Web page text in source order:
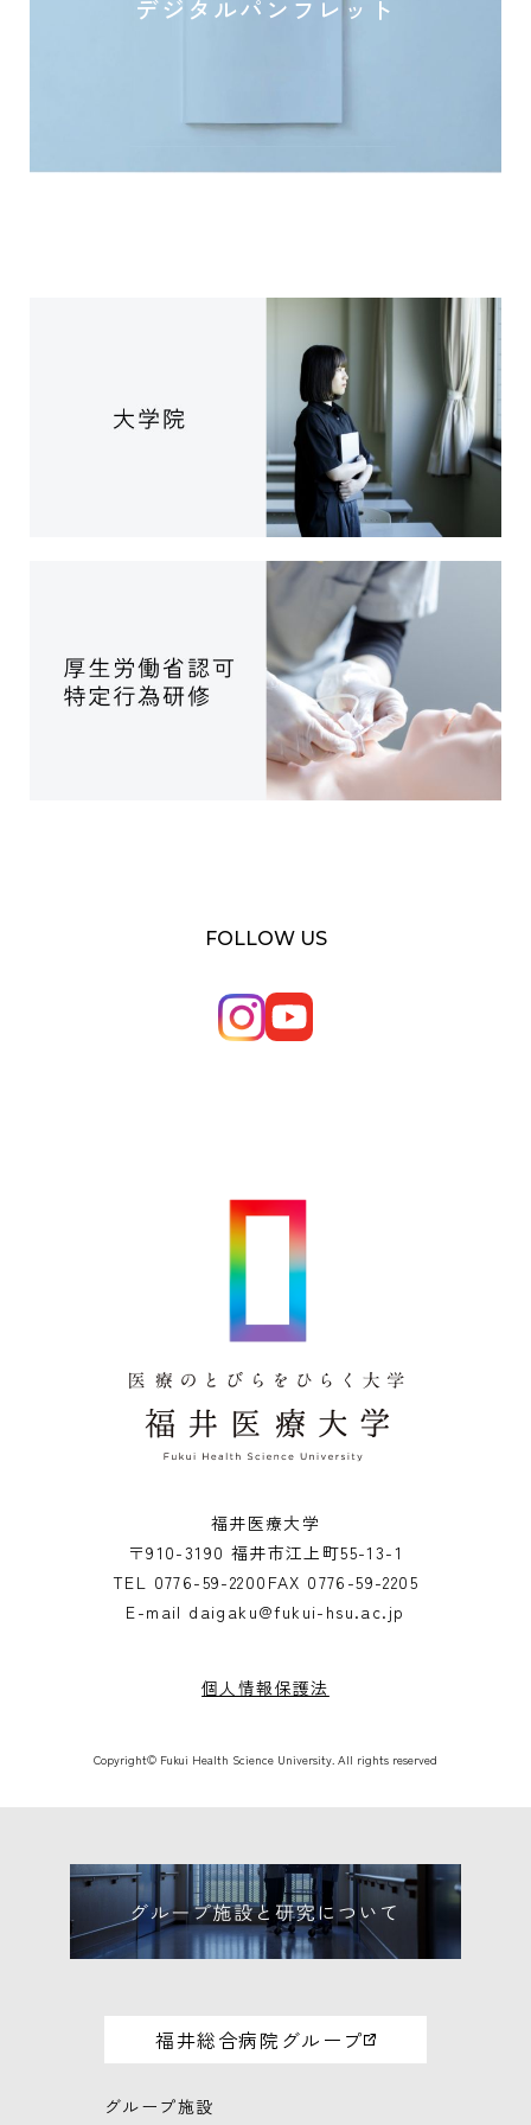
デジタルパンフレット
FOLLOW US
福井医療大学
〒910-3190 福井市江上町55-13-1
TEL 0776-59-2200 FAX 0776-59-2205
E-mail daigaku@fukui-hsu.ac.jp
個人情報保護法
Copyright© Fukui Health Science University. All rights reserved
福井総合病院グループ
グループ施設